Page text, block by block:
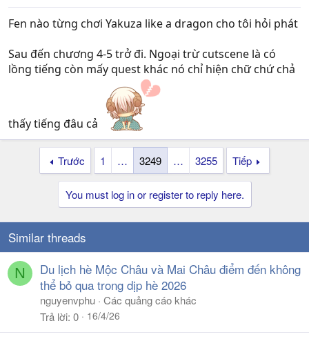
Fen nào từng chơi Yakuza like a dragon cho tôi hỏi phát
Sau đến chương 4-5 trở đi. Ngoại trừ cutscene là có
lồng tiếng còn mấy quest khác nó chỉ hiện chữ chứ chả
thấy tiếng đâu cả
Trước 1 … 3249 … 3255 Tiếp
You must log in or register to reply here.
Similar threads
N
Du lịch hè Mộc Châu và Mai Châu điểm đến không
thể bỏ qua trong dịp hè 2026
nguyenvphu Các quảng cáo khác
Trả lời 0 16/4/26